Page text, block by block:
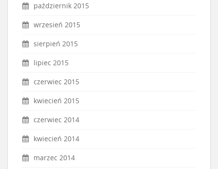
październik 2015
wrzesień 2015
sierpień 2015
lipiec 2015
czerwiec 2015
kwiecień 2015
czerwiec 2014
kwiecień 2014
marzec 2014